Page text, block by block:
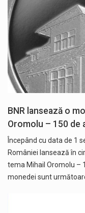
BNR lansează o
Oromolu – 150 de
Începând cu data de 1
României lansează în
tema Mihail Oromolu –
monedei sunt